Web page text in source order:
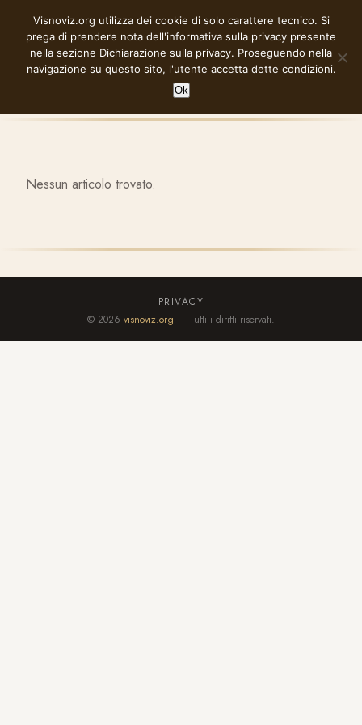
contenuto
VISNOVIZ.ORG
Nessun articolo trovato.
PRIVACY
© 2026 visnoviz.org — Tutti i diritti riservati.
Visnoviz.org utilizza dei cookie di solo carattere tecnico. Si
prega di prendere nota dell'informativa sulla privacy presente
nella sezione Dichiarazione sulla privacy. Proseguendo nella
navigazione su questo sito, l'utente accetta dette condizioni.
Ok